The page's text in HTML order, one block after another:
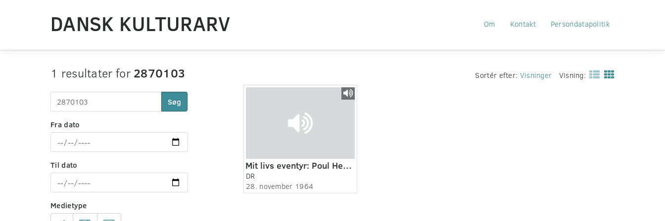
DANSK KULTURARV Om Kontakt Persondatapolitik
1 resultater for 2870103
Søg
Fra dato
Til dato
Medietype
Sortér efter: Visninger Visning:
Mit livs eventyr: Poul Henningsen (1:3)
DR
28. november 1964